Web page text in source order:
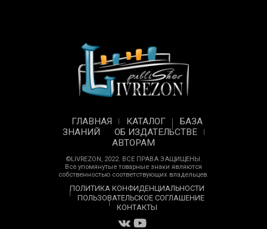
ГЛАВНАЯ КАТАЛОГ
БАЗА
ЗНАНИЙ
ОБ ИЗДАТЕЛЬСТВЕ
АВТОРАМ
©LIVREZON, 2022. ВСЕ ПРАВА ЗАЩИЩЕНЫ.
Все упомянутые товарные знаки являются
собственностью соответствующих владельцев.
ПОЛИТИКА КОНФИДЕНЦИАЛЬНОСТИ
ПОЛЬЗОВАТЕЛЬСКОЕ СОГЛАШЕНИЕ
КОНТАКТЫ